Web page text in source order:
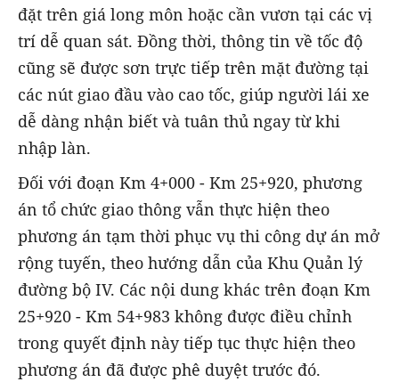
đặt trên giá long môn hoặc cần vươn tại các vị
trí dễ quan sát. Đồng thời, thông tin về tốc độ
cũng sẽ được sơn trực tiếp trên mặt đường tại
các nút giao đầu vào cao tốc, giúp người lái xe
dễ dàng nhận biết và tuân thủ ngay từ khi
nhập làn.
Đối với đoạn Km 4+000 - Km 25+920, phương
án tổ chức giao thông vẫn thực hiện theo
phương án tạm thời phục vụ thi công dự án mở
rộng tuyến, theo hướng dẫn của Khu Quản lý
đường bộ IV. Các nội dung khác trên đoạn Km
25+920 - Km 54+983 không được điều chỉnh
trong quyết định này tiếp tục thực hiện theo
phương án đã được phê duyệt trước đó.